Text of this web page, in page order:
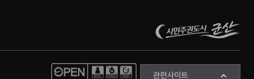
관련사이트